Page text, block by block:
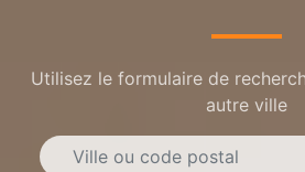
Utilisez le formulaire de
autre ville